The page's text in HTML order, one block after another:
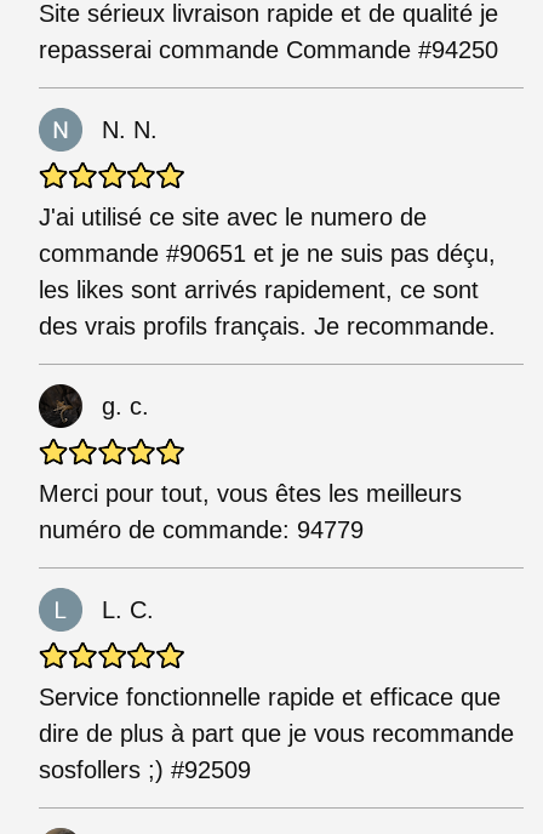
Site sérieux livraison rapide et de qualité je
repasserai commande Commande #94250
N. N.
J'ai utilisé ce site avec le numero de
commande #90651 et je ne suis pas déçu,
les likes sont arrivés rapidement, ce sont
des vrais profils français. Je recommande.
g. c.
Merci pour tout, vous êtes les meilleurs
numéro de commande: 94779
L. C.
Service fonctionnelle rapide et efficace que
dire de plus à part que je vous recommande
sosfollers ;) #92509